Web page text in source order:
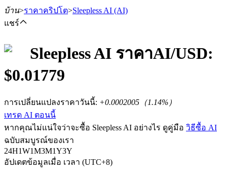
ฟิวเจอร์ส
บ้าน>ราคาคริปโต>Sleepless AI (AI)
แชร์
Sleepless AI ราคาAI/USD:
$0.01779
การเปลี่ยนแปลงราคาวันนี้: +0.0002005 （1.14%）
เทรด AI ตอนนี้
หากคุณไม่แน่ใจว่าจะซื้อ Sleepless AI อย่างไร ดูคู่มือ วิธีซื้อ AI
ฉบับสมบูรณ์ของเรา
24H1W1M3M1Y3Y
อัปเดตข้อมูลเมื่อ เวลา (UTC+8)